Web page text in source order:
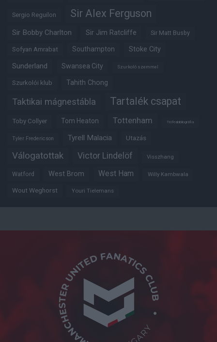
Sergio Reguilon Sir Alex Ferguson
Sir Bobby Charlton Sir Jim Ratcliffe Sir Matt Busby
Sofyan Amrabat Southampton Stoke City
Sunderland Swansea City Szurkoló szemmel
Szurkolói klub Tahith Chong
Taktikai mágnestábla Tartalék csapat
Toby Collyer Tom Heaton Tottenham Trófeabibliográfia
Tyler Fredericson Tyrell Malacia Utazás
Válogatottak Victor Lindelöf Visszhang
Watford West Brom West Ham Willy Kambwala
Wout Weghorst Youri Tielemans